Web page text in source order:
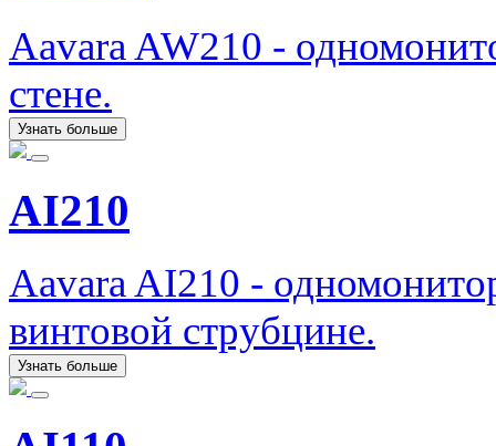
Aavara AW210 -
стене.
Узнать больше
AI210
Aavara AI210 -
винтовой струбцине.
Узнать больше